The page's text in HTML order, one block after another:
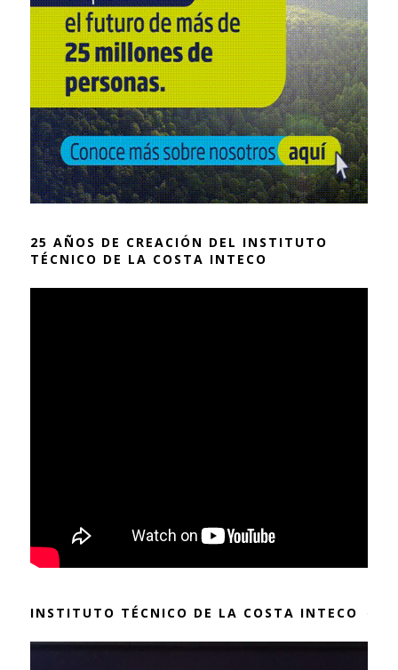
25 AÑOS DE CREACIÓN DEL INSTITUTO
TÉCNICO DE LA COSTA INTECO
INSTITUTO TÉCNICO DE LA COSTA INTECO